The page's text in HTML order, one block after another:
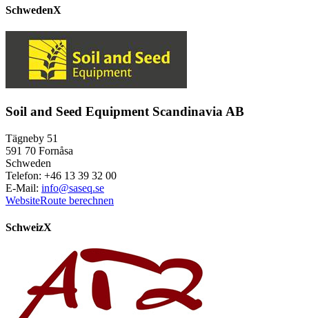
SchwedenX
Soil and Seed Equipment Scandinavia AB
Tägneby 51
591 70 Fornåsa
Schweden
Telefon: +46 13 39 32 00
E-Mail: info@saseq.se
WebsiteRoute berechnen
SchweizX